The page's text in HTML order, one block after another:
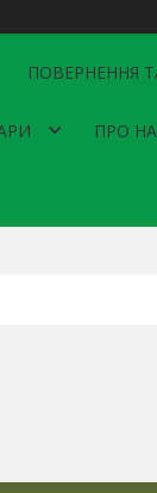
ПОВЕРНЕННЯ
ПРО